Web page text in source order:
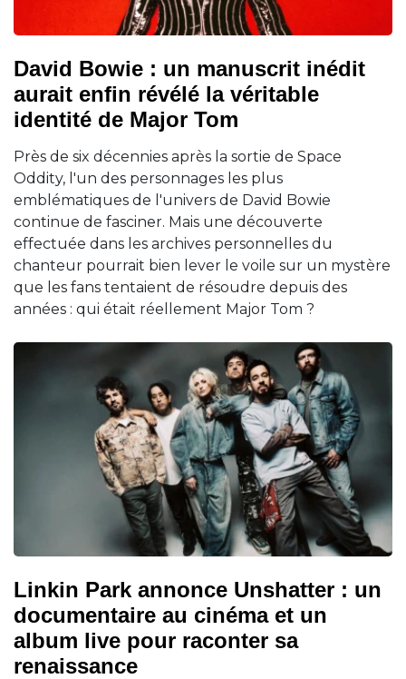
David Bowie : un manuscrit inédit
aurait enfin révélé la véritable
identité de Major Tom
Près de six décennies après la sortie de Space
Oddity, l'un des personnages les plus
emblématiques de l'univers de David Bowie
continue de fasciner. Mais une découverte
effectuée dans les archives personnelles du
chanteur pourrait bien lever le voile sur un mystère
que les fans tentaient de résoudre depuis des
années : qui était réellement Major Tom ?
Linkin Park annonce Unshatter : un
documentaire au cinéma et un
album live pour raconter sa
renaissance